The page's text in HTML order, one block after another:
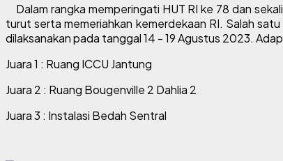
Dalam rangka memperingati HUT RI ke 78 dan
turut serta memeriahkan kemerdekaan RI. Salah
dilaksanakan pada tanggal 14 - 19 Agustus 2023.
Juara 1 : Ruang ICCU Jantung
Juara 2 : Ruang Bougenville 2 Dahlia 2
Juara 3 : Instalasi Bedah Sentral